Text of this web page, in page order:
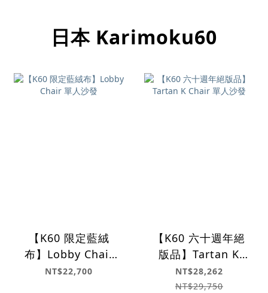
日本 Karimoku60
【K60 限定藍絨
布】Lobby Chair
單人沙發
NT$22,700
【K60 六十週年絕
版品】Tartan K
Chair 單人沙發
NT$28,262
NT$29,750